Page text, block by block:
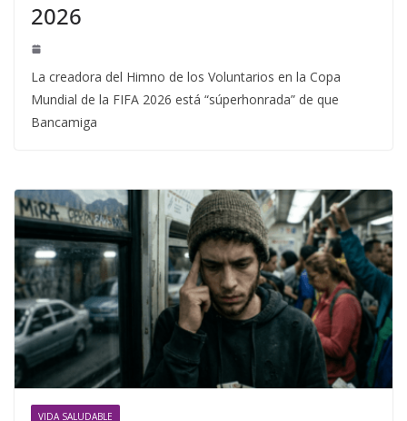
2026
La creadora del Himno de los Voluntarios en la Copa
Mundial de la FIFA 2026 está “súperhonrada” de que
Bancamiga
VIDA SALUDABLE